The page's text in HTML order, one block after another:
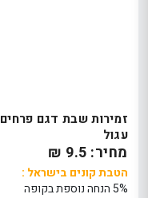
זמירות שבת דגם פרחים
עגול
מחיר: 9.5 ₪
הטבת קונים בישראל :
5% הנחה נוספת בקופה